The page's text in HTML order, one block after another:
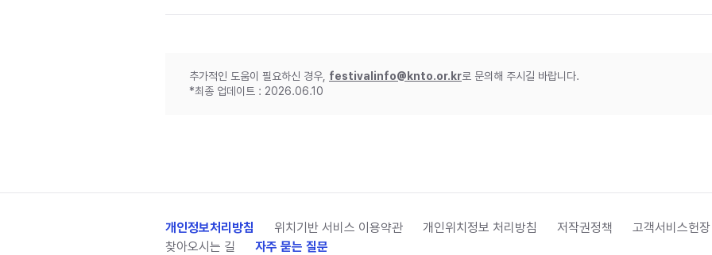
추가적인 도움이 필요하신 경우, festivalinfo@knto.or.kr로 문의해 주시길 바랍니다.
*최종 업데이트 : 2026.06.10
개인정보처리방침 위치기반 서비스 이용약관 개인위치정보 처리방침 저작권정책 고객서비스헌장
찾아오시는 길
자주 묻는 질문